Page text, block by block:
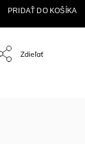
PRIDAŤ DO KOŠÍKA
Zdieľať